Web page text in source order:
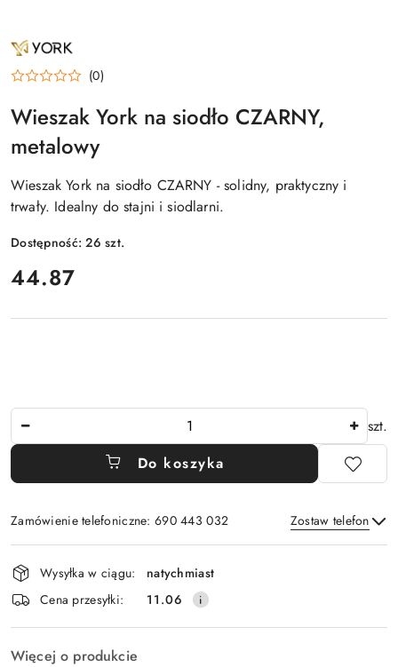
NAZWA
PRODUCENTA:
YORK (0)
Wieszak York na siodło CZARNY,
metalowy
Wieszak York na siodło CZARNY - solidny, praktyczny i
trwały. Idealny do stajni i siodlarni.
Dostępność:26szt.
cena:
44.87
szt.
Do koszyka
Zamówienie telefoniczne: 690 443 032 Zostaw telefon
Wyślij
Dostępność
i
dostawa
Wysyłka w ciągu:
natychmiast
Cena przesyłki:
11.06
Więcej o produkcie